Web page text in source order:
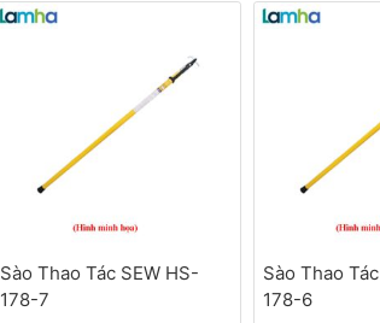
Sào Thao Tác SEW HS-
178-7
Sào Thao
178-6